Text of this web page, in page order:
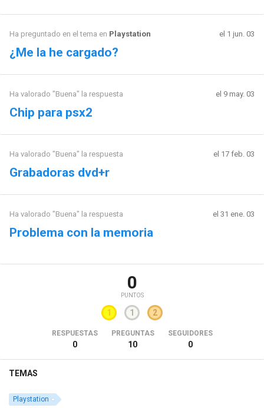
Ha preguntado en el tema en Playstation el 1 jun. 03
¿Me la he cargado?
Ha valorado "Buena" la respuesta el 9 may. 03
Chip para psx2
Ha valorado "Buena" la respuesta el 17 feb. 03
Grabadoras dvd+r
Ha valorado "Buena" la respuesta el 31 ene. 03
Problema con la memoria
0
PUNTOS
1 1 2
RESPUESTAS
0
PREGUNTAS
10
SEGUIDORES
0
TEMAS
Playstation